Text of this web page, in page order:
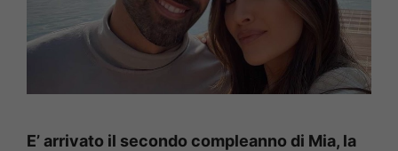
E’ arrivato il secondo compleanno di Mia, la